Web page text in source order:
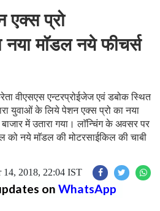
एक्स प्रो
नया माॅडल नये फीचर्स
वीएसएस एन्टरप्रोईजेज एवं डबोक स्थित
युवाओं के लिये पेशन एक्स प्रो का नया
में उतारा गया। लाॅन्चिंग के अवसर पर
को नये माॅडल की मोटरसाईकिल की चाबी
14, 2018, 22:04 IST
on WhatsApp